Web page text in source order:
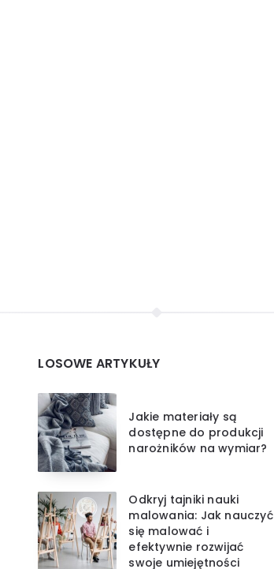
LOSOWE ARTYKUŁY
Jakie materiały są
dostępne do produkcji
narożników na wymiar?
Odkryj tajniki nauki
malowania: Jak nauczyć
się malować i
efektywnie rozwijać
swoje umiejętności